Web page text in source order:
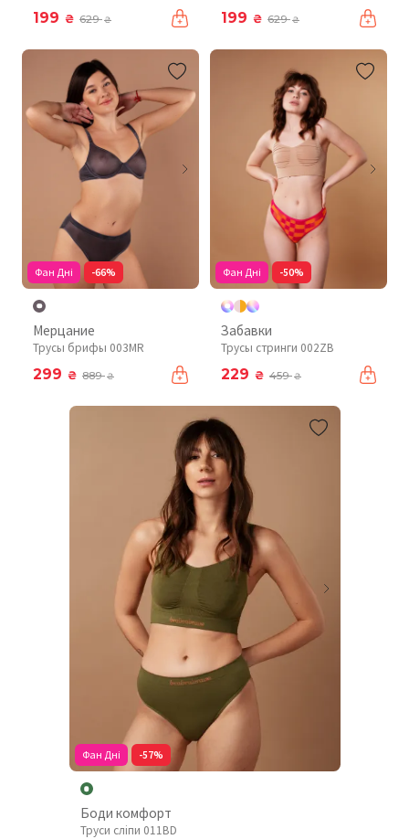
199 ₴ 629₴ 199 ₴ 629₴
Фан Дні -66%
Мерцание
Трусы брифы 003MR
299 ₴ 889₴
Фан Дні -50%
Забавки
Трусы стринги 002ZB
229 ₴ 459₴
Фан Дні -57%
Боди комфорт
Труси сліпи 011BD